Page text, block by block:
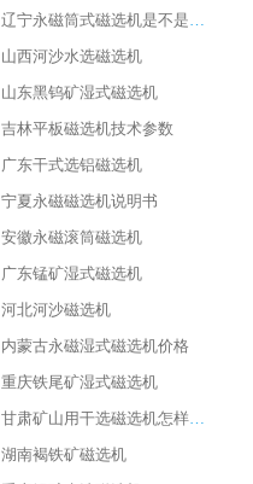
辽宁永磁筒式磁选机是不是强磁
山西河沙水选磁选机
山东黑钨矿湿式磁选机
吉林平板磁选机技术参数
广东干式选铝磁选机
宁夏永磁磁选机说明书
安徽永磁滚筒磁选机
广东锰矿湿式磁选机
河北河沙磁选机
内蒙古永磁湿式磁选机价格
重庆铁尾矿湿式磁选机
甘肃矿山用干选磁选机怎样调磁
湖南褐铁矿磁选机